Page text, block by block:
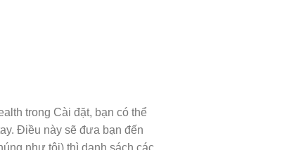
trong Cài đặt, bạn có thể
Điều này sẽ đưa bạn đến